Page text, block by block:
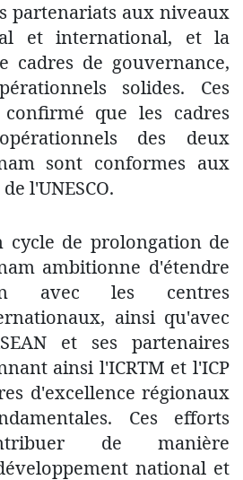
partenariats aux niveaux
et international, et la
cadres de gouvernance,
solides. Ces
que les cadres
des deux
sont conformes aux
l'UNESCO.
cycle de prolongation de
ambitionne d'étendre
avec les centres
ainsi qu'avec
et ses partenaires
ainsi l'ICRTM et l'ICP
d'excellence régionaux
Ces efforts
de manière
national et